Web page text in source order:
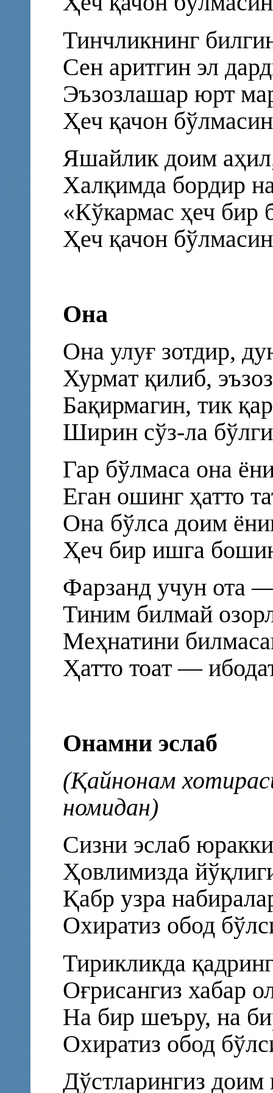
Тинчликнинг
Сен аритгин эл
Эъзозлашар юрт
Ҳеч қачон
Яшайлик доим
Халқимда бордир
«Кўкармас ҳеч бир
Ҳеч қачон
Она
Она улуғ зотдир,
Хурмат қилиб,
Бақирмагин, тик
Ширин сўз-ла
Гар бўлмаса она
Еган ошинг ҳатто
Она бўлса доим
Ҳеч бир ишга
Фарзанд учун ота
Тиним билмай
Меҳнатини
Ҳатто тоат —
Онамни эслаб
(Қайнонам
номидан)
Сизни эслаб
Ҳовлимизда
Қабр узра
Охиратиз обод
Тирикликда
Оғрисангиз хабар
На бир шеъру, на
Охиратиз обод
Дўстларингиз